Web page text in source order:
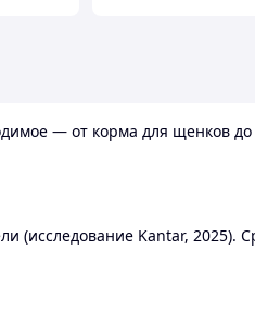
— от корма для щенков
(исследование Kantar,